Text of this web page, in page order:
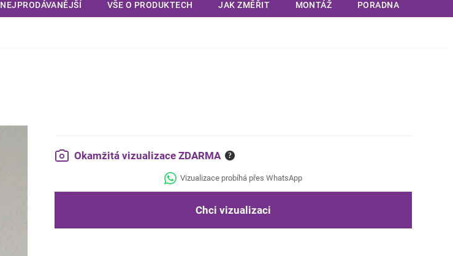
NEJPRODÁVANĚJŠÍ VŠE O PRODUKTECH JAK ZMĚŘIT MONTÁŽ PORADNA
Okamžitá vizualizace ZDARMA ?
Vizualizace probíhá přes WhatsApp
Chci vizualizaci